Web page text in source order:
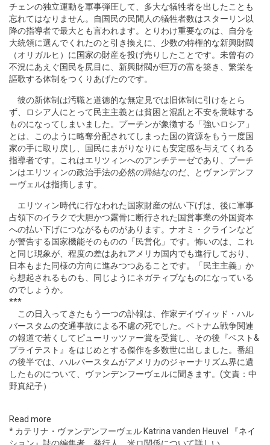
チェンの独立運動を軍事弾圧して、多大な犠牲者を出したことも
忘れてはなりません。自国民の民間人の犠牲者数はスターリン以
降の指導者で最大とも言われます。とりわけ重要なのは、自分を
大統領に選んでくれたのと引き換えに、少数の特権的な新興財閥
（オリガルヒ）に国家の財産を投げ売りしたことです。未曾有の
不況にあえぐ国民を尻目に、新興財閥が巨万の富を築き、繁栄を
謳歌する体制をつくりあげたのです。
彼の新体制は汚職と道徳的な無定見では旧体制に引けをとら
ず、ロシア人にとって民主主義とは貧困と混乱と不安を意味する
ものになってしまいました。プーチンが象徴する「強いロシア」
とは、このように略奪分配されてしまった国の資源をもう一度国
家の手に取り戻し、国民にまがりなりにも安定感を与えてくれる
指導者です。これはエリツィンへのアンチテーゼであり、プーチ
ンはエリツィンの政治手法の必然の帰結なのだ、とヴァンデンフ
ーヴェルは指摘します。
エリツィン時代に行なわれた国家財産の払い下げは、後に軍事
占領下のイラクで大胆かつ露骨に断行された国営事業の外国資本
への払い下げにつながるものがあります。ナオミ・クラインなど
が警告する国家機能そのものの「民営化」です。怖いのは、これ
と同じ現象が、程度の差はあれアメリカ国内でも進行しており、
日本もまた同様の方向に進みつつあることです。「民主主義」か
ら想起されるものも、同じようにネガティブなものになっている
のでしょうか。
***
この日入ってきたもう一つの訃報は、作家デイヴィッド・ハル
バースタムの交通事故による不慮の死でした。ベトナム戦争関連
の報道で若くしてピューリッツァー賞を受賞し、その後『ベスト&
ブライテスト』をはじめとする傑作を多数世に出しました。番組
の後半では、ハルバースタムがアメリカのジャーナリズム界に遺
したものについて、ヴァンデンフーヴェルに聞きます。(文責：中
野真紀子）
Read more
* カテリナ・ヴァンデンフーヴェル Katrina vanden Heuvel 『ネイ